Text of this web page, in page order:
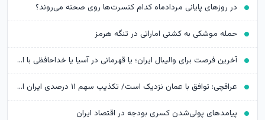
در روزهای پایانی مردادماه کدام کنسرت‌ها روی صحنه می‌روند؟
حمله موشکی به کشتی اماراتی در تنگه هرمز
آخرین فرصت برای والیبال ایران؛ یا قهرمانی در آسیا یا خداحافظی با المپیک
عراقچی: توافق با عمان نزدیک است/ تکذیب سهم ۱۱ درصدی ایران از خزر
پیامدهای پولی‌شدن کسری بودجه در اقتصاد ایران